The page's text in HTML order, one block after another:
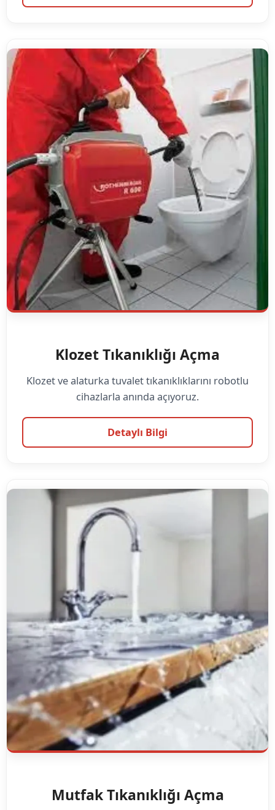
Klozet Tıkanıklığı Açma
Klozet ve alaturka tuvalet tıkanıklıklarını robotlu
cihazlarla anında açıyoruz.
Detaylı Bilgi
Mutfak Tıkanıklığı Açma